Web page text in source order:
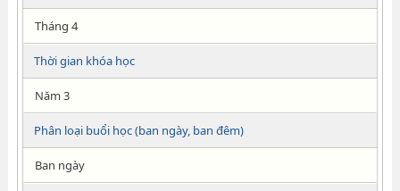
Tháng 4
Thời gian khóa học
Năm 3
Phân loại buổi học (ban ngày, ban đêm)
Ban ngày